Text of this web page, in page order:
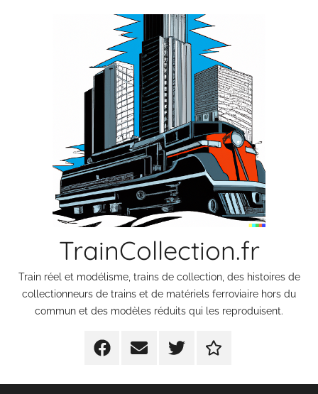
TrainCollection.fr
Train réel et modélisme, trains de collection, des histoires de
collectionneurs de trains et de matériels ferroviaire hors du
commun et des modèles réduits qui les reproduisent.
Facebook
E-
Twitter
Politique
cookies